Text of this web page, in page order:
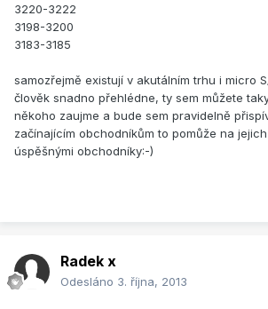
3220-3222
3198-3200
3183-3185
samozřejmě existují v akutálním trhu i micro
člověk snadno přehlédne, ty sem můžete
někoho zaujme a bude sem pravidelně
začínajícím obchodníkům to pomůže na
úspěšnými obchodníky:-)
Radek x
Odesláno 3. října, 2013